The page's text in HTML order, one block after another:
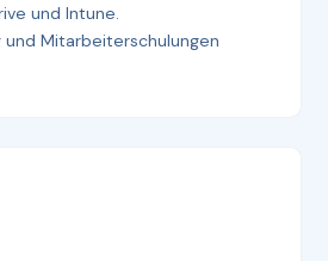
und Intune.
Mitarbeiterschulungen